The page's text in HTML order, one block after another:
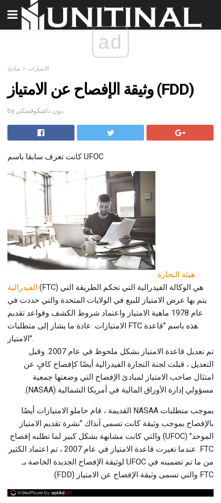
ad
الامتيازات مبادئ
وثيقة الإفصاح عن الامتياز (FDD)
by دون داشكوفسكي
كانت تعرف سابقا باسم UFOC
هيئة التجارة
الفيدرالية (FTC) هي الوكالة الفيدرالية التي تحكم الطريقة التي
يتم بها عرض الامتياز للبيع في الولايات المتحدة والتي حددت في
عام 1978 ماهية الامتياز واعتماد شروط الكشف وقواعد تقديم
الامتيازات. عادة ما يشار إلى متطلبات FTC هذه باسم "قاعدة
الامتياز".
تم تعديل قاعدة الامتياز بشكل ملحوظ في عام 2007. وقبل
التعديل ، قبلت لجنة التجارة الفيدرالية أيضًا كإفصاح كافٍ عن
امتثال صاحب الامتياز لمبادئ الإفصاح التي وضعتها جمعية
مسؤولي إدارة الأوراق المالية في أمريكا الشمالية (NASAA).
بموجب متطلبات NASAA القديمة ، قام حاملو الامتيازات أيضًا
بالإفصاح بموجب وثيقة كانت تسمى آنذاك "نشرة تقديم الامتياز
الموحد" (UFOC) والتي كانت مشابهة بشكل كبير لما تطلبه إفصاح
FTC. عندما تغيرت قاعدة الامتياز في عام 2007 ، تم اعتماد الكثير
من ما تم تضمينه في UFOC لوثيقة الإفصاح الجديدة الخاصة بـ
FTC والتي تسمى وثيقة الإفصاح عن الامتياز (FDD).